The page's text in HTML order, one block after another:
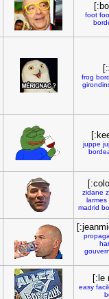
foot
frog
juppe
zidane
larmes
madrid
[:le
easy